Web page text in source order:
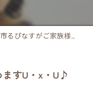
なすがご家族様募集始めますU・x・U♪
ますU・x・U♪